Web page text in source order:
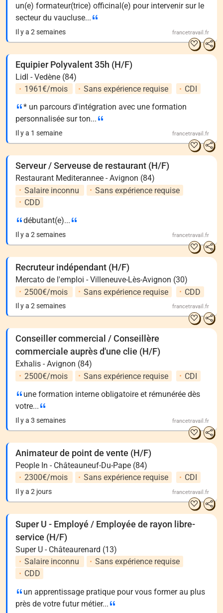
un(e) formateur(trice) officinal(e) pour intervenir sur le
secteur du vaucluse...
Il y a 2 semaines francetravail.fr
Equipier Polyvalent 35h (H/F)
Lidl - Vedène (84)
1961€/mois
Sans expérience requise
CDI
* un parcours d'intégration avec une formation
personnalisée sur ton...
Il y a 1 semaine francetravail.fr
Serveur / Serveuse de restaurant (H/F)
Restaurant Mediterannee - Avignon (84)
Salaire inconnu
Sans expérience requise
CDD
débutant(e)...
Il y a 2 semaines francetravail.fr
Recruteur indépendant (H/F)
Mercato de l'emploi - Villeneuve-Lès-Avignon (30)
2500€/mois
Sans expérience requise CDD
Il y a 2 semaines francetravail.fr
Conseiller commercial / Conseillère
commerciale auprès d'une clie (H/F)
Exhalis - Avignon (84)
2500€/mois
Sans expérience requise
CDI
une formation interne obligatoire et rémunérée dès
votre...
Il y a 3 semaines francetravail.fr
Animateur de point de vente (H/F)
People In - Châteauneuf-Du-Pape (84)
2300€/mois
Sans expérience requise CDI
Il y a 2 jours francetravail.fr
Super U - Employé / Employée de rayon libre-
service (H/F)
Super U - Châteaurenard (13)
Salaire inconnu
Sans expérience requise
CDD
un apprentissage pratique pour vous former au plus
près de votre futur métier...